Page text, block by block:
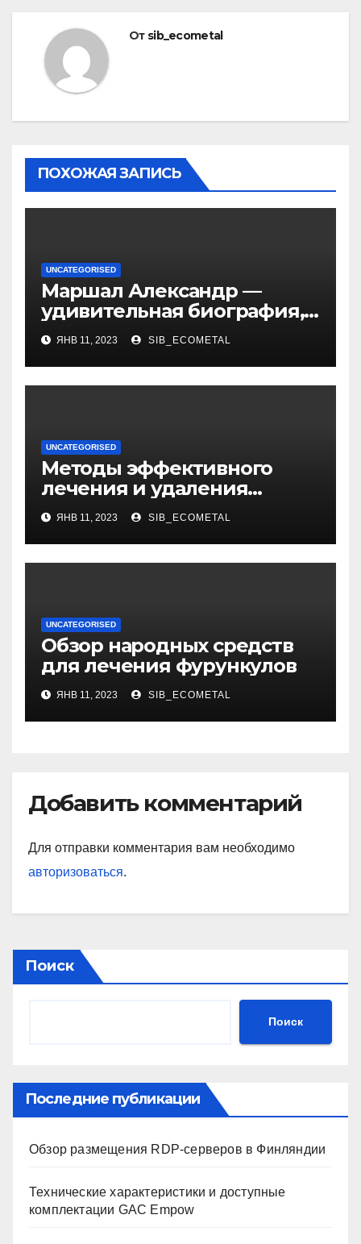
От sib_ecometal
ПОХОЖАЯ ЗАПИСЬ
UNCATEGORISED
Маршал Александр —
удивительная биография,
интересные факты о жене,
уникальная личная жизнь
и восхитительные дети
ЯНВ 11, 2023 SIB_ECOMETAL
UNCATEGORISED
Методы эффективного
лечения и удаления
папиллом: аппаратные,
хирургические способы,
медикаменты
ЯНВ 11, 2023 SIB_ECOMETAL
UNCATEGORISED
Обзор народных средств
для лечения фурункулов
ЯНВ 11, 2023 SIB_ECOMETAL
Добавить комментарий
Для отправки комментария вам необходимо
авторизоваться.
Поиск
Поиск
Последние публикации
Обзор размещения RDP-серверов в Финляндии
Технические характеристики и доступные
комплектации GAC Empow